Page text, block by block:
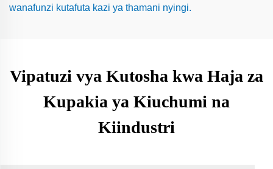
wanafunzi kutafuta kazi ya thamani nyingi.
Vipatuzi vya Kutosha kwa Haja za
Kupakia ya Kiuchumi na
Kiindustri